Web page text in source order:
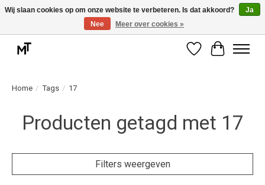
Deskundige installatie of montage nodig? Vraag ons naar de mogelijkheden.
Verlanglijst
Home / Tags / 17
Producten getagd met 17
Filters weergeven
Wij slaan cookies op om onze website te verbeteren. Is dat akkoord?
Ja
Nee
Meer over cookies »